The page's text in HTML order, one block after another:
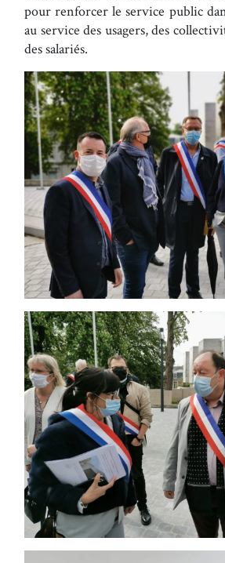
pour renforcer le service public
au service des usagers, des
des salariés.